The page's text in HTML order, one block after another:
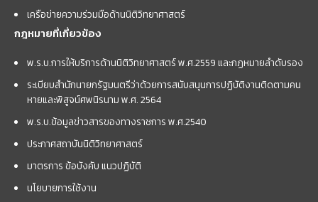
เครือข่ายความร่วมมือด้านนิติวิทยาศาสตร์
กฎหมายที่เกี่ยวข้อง
พ.ร.บ.การให้บริการด้านนิติวิทยาศาสตร์ พ.ศ.2559 และกฏหมายลำดับรอง
ระเบียบสำนักนายกรัฐมนตรีว่าด้วยการสนับสนุนการปฏิบัติงานติดตามคน
หายและพิสูจน์ศพนิรนาม พ.ศ. 2564
พ.ร.บ.ข้อมูลข่าวสารของทางราชการ พ.ศ.2540
ประกาศสถาบันนิติวิทยาศาสตร์
มาตรการ ข้อบังคับ แนวปฏิบัติ
นโยบายการใช้งาน